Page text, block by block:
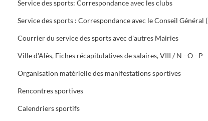
Service des sports: Correspondance avec les clubs
Courrier du service des sports avec d'autres Mairies
Ville d'Alès, Fiches récapitulatives de salaires, VIII / N - O - P
Organisation matérielle des manifestations sportives
Rencontres sportives
Calendriers sportifs